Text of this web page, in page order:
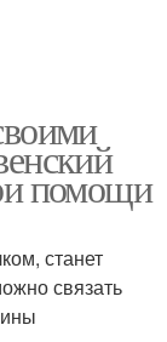
помощи
станет
связать